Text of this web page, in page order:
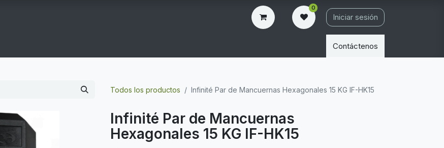
0
Iniciar sesión
Contáctenos
Todos los productos Infinité Par de Mancuernas Hexagonales 15 KG IF-HK15
Infinité Par de Mancuernas
Hexagonales 15 KG IF-HK15